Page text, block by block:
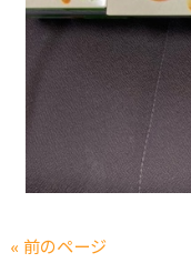
« 前のページ